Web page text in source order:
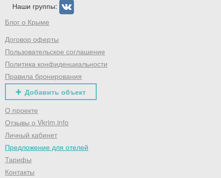
Наши группы:
Блог о Крыме
Договор оферты
Пользовательское соглашение
Политика конфиденциальности
Правила бронирования
Добавить объект
О проекте
Отзывы о Vkrim.info
Личный кабинет
Предложение для отелей
Тарифы
Контакты